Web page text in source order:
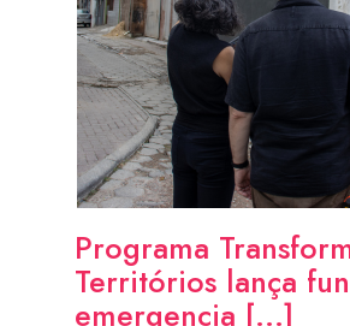
Programa
Territórios lança
emergencia [...]